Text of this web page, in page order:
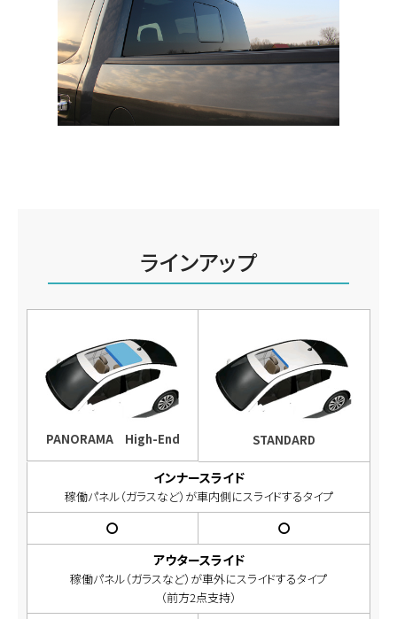
ラインアップ
PANORAMA High-End STANDARD
インナースライド
稼働パネル（ガラスなど）が車内側にスライドするタイプ
〇
〇
アウタースライド
稼働パネル（ガラスなど）が車外にスライドするタイプ
（前方2点支持）